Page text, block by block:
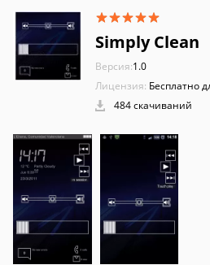
Simply Clean
Версия:1.0
Лицензия: Бесплатно
484 скачиваний